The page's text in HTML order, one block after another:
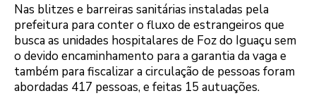
Nas blitzes e barreiras sanitárias instaladas pela
prefeitura para conter o fluxo de estrangeiros que
busca as unidades hospitalares de Foz do Iguaçu sem
o devido encaminhamento para a garantia da vaga e
também para fiscalizar a circulação de pessoas foram
abordadas 417 pessoas, e feitas 15 autuações.